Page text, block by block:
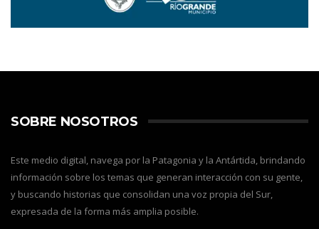
SOBRE NOSOTROS
Este medio digital, navega por la Patagonia y la Antártida, brindando
información sobre los temas que generan interacción con su gente,
y buscando historias que consolidan una voz propia del Sur,
expresada de la forma más amplia posible.